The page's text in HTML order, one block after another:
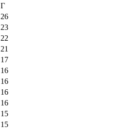
Г
26
23
22
21
17
16
16
16
16
15
15